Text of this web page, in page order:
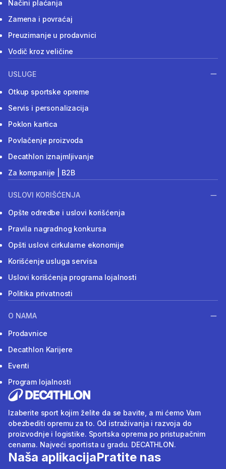
Načini plaćanja
Zamena i povraćaj
Preuzimanje u prodavnici
Vodič kroz veličine
USLUGE
Otkup sportske opreme
Servis i personalizacija
Poklon kartica
Povlačenje proizvoda
Decathlon iznajmljivanje
Za kompanije | B2B
USLOVI KORIŠĆENJA
Opšte odredbe i uslovi korišćenja
Pravila nagradnog konkursa
Opšti uslovi cirkularne ekonomije
Korišćenje usluga servisa
Uslovi korišćenja programa lojalnosti
Politika privatnosti
O NAMA
Prodavnice
Decathlon Karijere
Eventi
Program lojalnosti
Izaberite sport kojim želite da se bavite, a mi ćemo Vam
obezbediti opremu za to. Od istraživanja i razvoja do
proizvodnje i logistike. Sportska oprema po pristupačnim
cenama. Najveći sportista u gradu. DECATHLON.
Naša aplikacijaPratite nas